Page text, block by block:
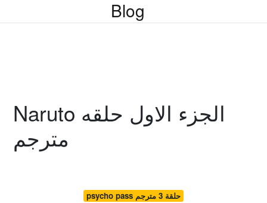
Blog
Naruto الجزء الاول حلقه
مترجم
psycho pass حلقة 3 مترجم